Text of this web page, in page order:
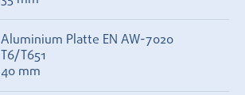
Aluminium Platte EN AW-7020
T6/T651
40 mm